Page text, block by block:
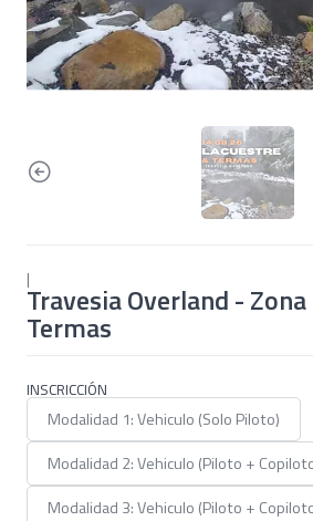
|
Travesia Overland -
Termas
INSCRICCIÓN
Modalidad 1: Vehiculo (Solo Piloto)
Modalidad 2: Vehiculo (Piloto +
Modalidad 3: Vehiculo (Piloto +